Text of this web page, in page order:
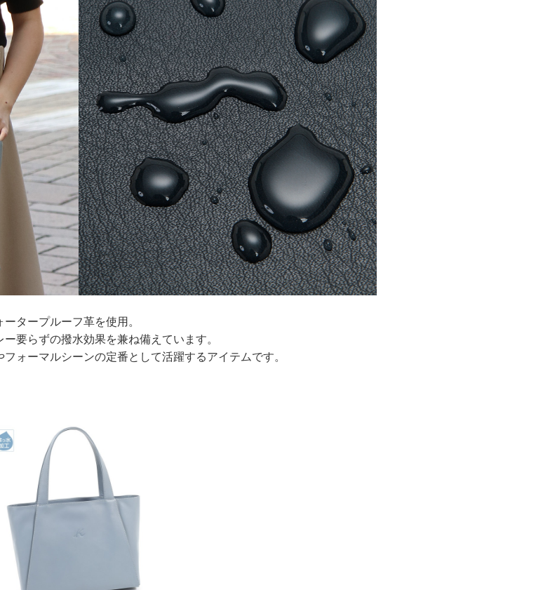
タープルーフ革を使用。
要らずの撥水効果を兼ね備えています。
ォーマルシーンの定番として活躍するアイテムです。